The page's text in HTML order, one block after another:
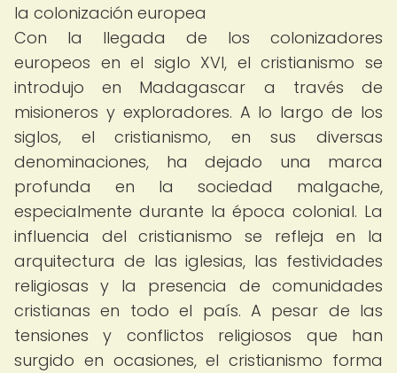
la colonización europea
Con la llegada de los colonizadores
europeos en el siglo XVI, el cristianismo se
introdujo en Madagascar a través de
misioneros y exploradores. A lo largo de los
siglos, el cristianismo, en sus diversas
denominaciones, ha dejado una marca
profunda en la sociedad malgache,
especialmente durante la época colonial. La
influencia del cristianismo se refleja en la
arquitectura de las iglesias, las festividades
religiosas y la presencia de comunidades
cristianas en todo el país. A pesar de las
tensiones y conflictos religiosos que han
surgido en ocasiones, el cristianismo forma